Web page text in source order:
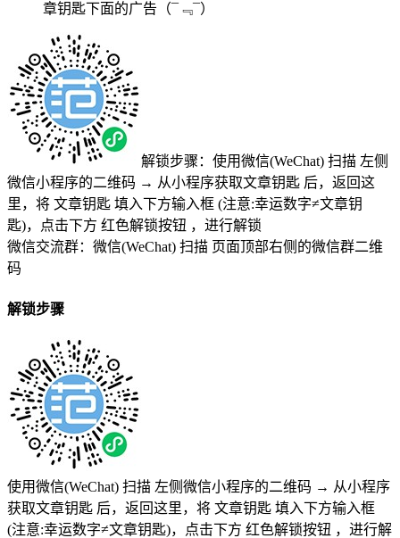
章钥匙下面的广告 （¯﹃¯）
解锁步骤：使用微信(WeChat) 扫描 左侧
微信小程序的二维码 → 从小程序获取文章钥匙 后，返回这
里，将 文章钥匙 填入下方输入框 (注意:幸运数字≠文章钥
匙)，点击下方 红色解锁按钮 ，进行解锁
微信交流群：微信(WeChat) 扫描 页面顶部右侧的微信群二维
码
解锁步骤
使用微信(WeChat) 扫描 左侧微信小程序的二维码 → 从小程序
获取文章钥匙 后，返回这里，将 文章钥匙 填入下方输入框
(注意:幸运数字≠文章钥匙)，点击下方 红色解锁按钮 ，进行解